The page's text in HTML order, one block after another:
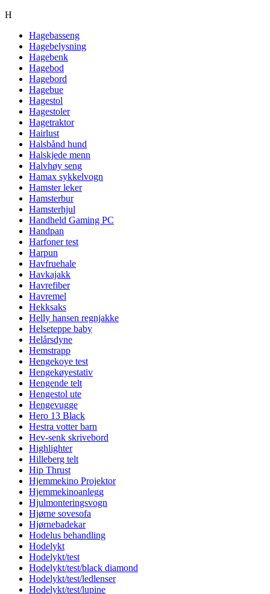
H
Hagebasseng
Hagebelysning
Hagebenk
Hagebod
Hagebord
Hagebue
Hagestol
Hagestoler
Hagetraktor
Hairlust
Halsbånd hund
Halskjede menn
Halvhøy seng
Hamax sykkelvogn
Hamster leker
Hamsterbur
Hamsterhjul
Handheld Gaming PC
Handpan
Harfoner test
Harpun
Havfruehale
Havkajakk
Havrefiber
Havremel
Hekksaks
Helly hansen regnjakke
Helseteppe baby
Helårsdyne
Hemstrapp
Hengekoye test
Hengekøyestativ
Hengende telt
Hengestol ute
Hengevugge
Hero 13 Black
Hestra votter barn
Hev-senk skrivebord
Highlighter
Hilleberg telt
Hip Thrust
Hjemmekino Projektor
Hjemmekinoanlegg
Hjulmonteringsvogn
Hjørne sovesofa
Hjørnebadekar
Hodelus behandling
Hodelykt
Hodelykt/test
Hodelykt/test/black diamond
Hodelykt/test/ledlenser
Hodelykt/test/lupine